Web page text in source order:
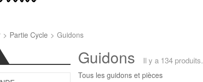
> Partie Cycle > Guidons
Guidons Il y a 134 produits.
Tous les guidons et pièces